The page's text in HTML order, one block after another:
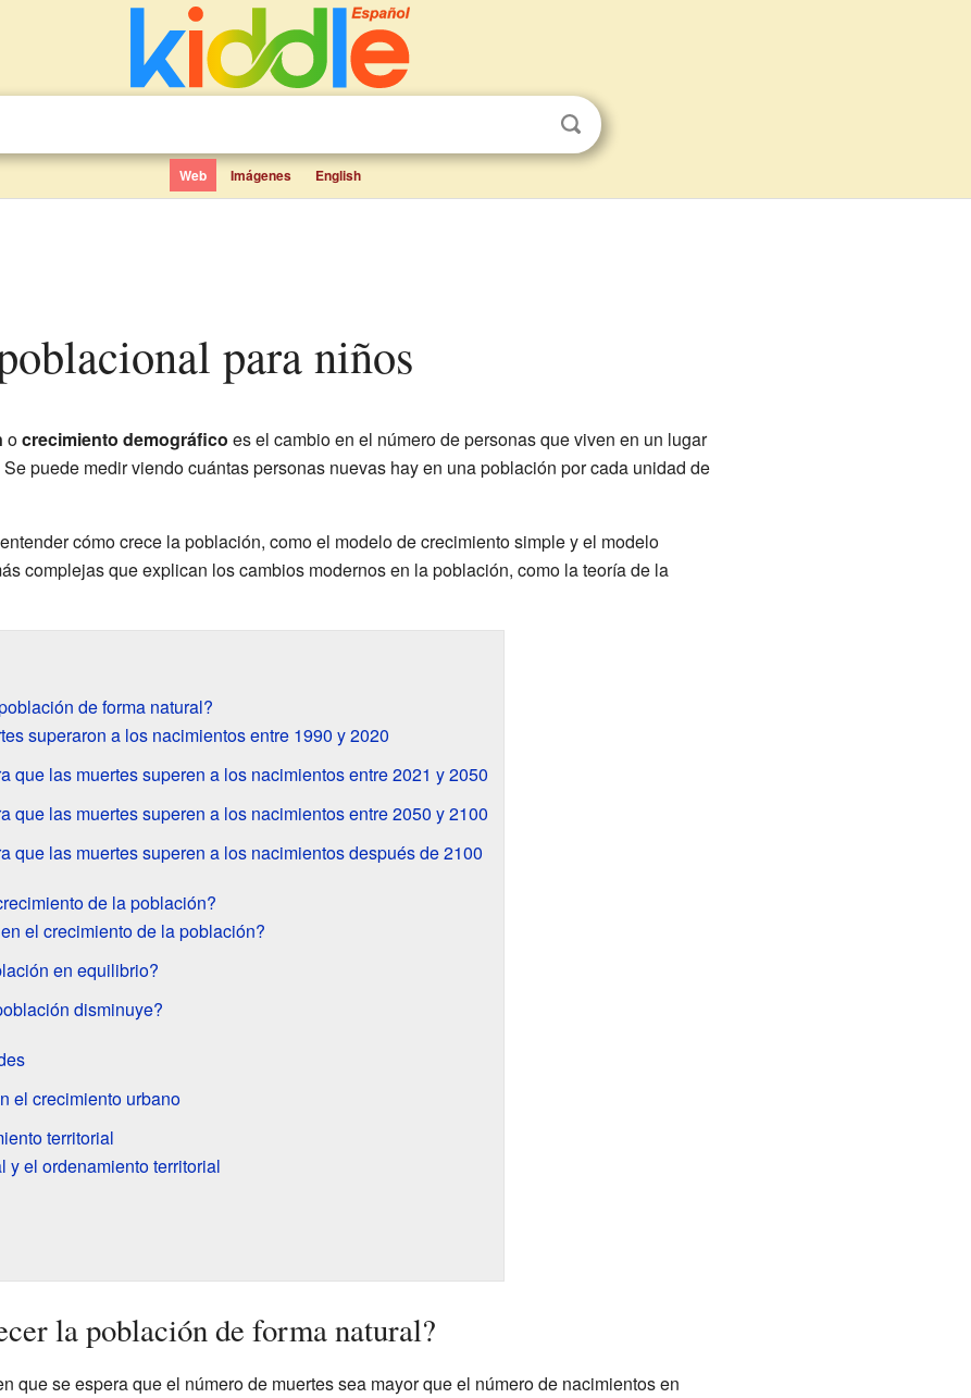
Web Imágenes English
para niños
ocrecimiento demográfico es el cambio en el número de personas que viven en un lugar
puede medir viendo cuántas personas nuevas hay en una población por cada unidad de
cómo crece la población, como el modelo de crecimiento simple y el modelo
complejas que explican los cambios modernos en la población, como la teoría de la
de forma natural?
superaron a los nacimientos entre 1990 y 2020
que las muertes superen a los nacimientos entre 2021 y 2050
que las muertes superen a los nacimientos entre 2050 y 2100
que las muertes superen a los nacimientos después de 2100
de la población?
el crecimiento de la población?
en equilibrio?
disminuye?
el crecimiento urbano
territorial
y el ordenamiento territorial
la población de forma natural?
que se espera que el número de muertes sea mayor que el número de nacimientos en